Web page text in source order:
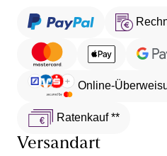
Online-
Ratenkauf **
Versandart